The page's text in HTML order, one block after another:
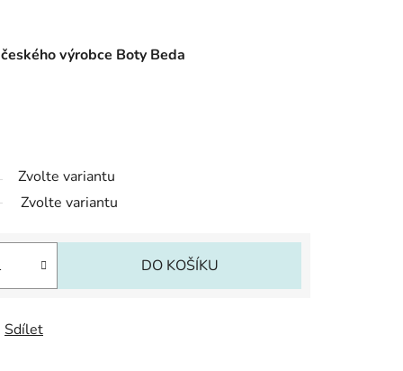
výrobce Boty Beda
Zvolte variantu
Zvolte variantu
DO KOŠÍKU
Sdílet